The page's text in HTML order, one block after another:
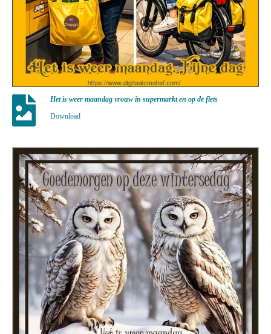
Het is weer maandag vrouw in supermarkt en op de fiets
Download